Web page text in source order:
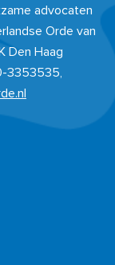
advocaten
Orde van
Den Haag
3353535,